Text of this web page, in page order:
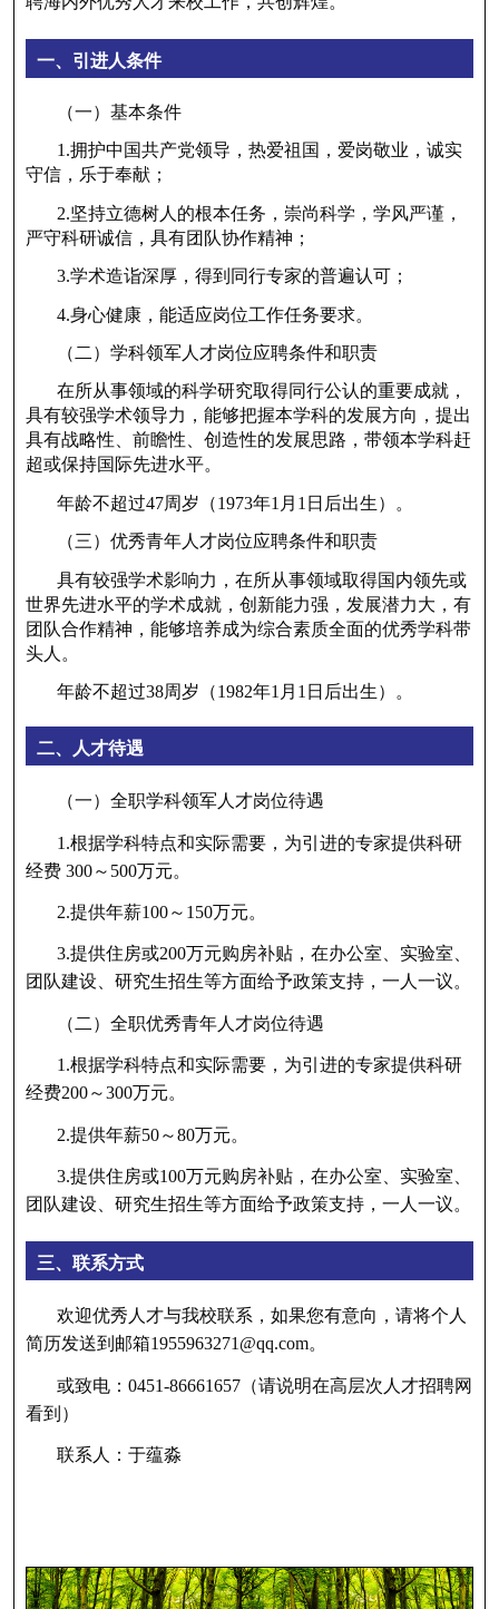
一、引进人条件
（一）基本条件
1.拥护中国共产党领导，热爱祖国，爱岗敬业，诚实
守信，乐于奉献；
2.坚持立德树人的根本任务，崇尚科学，学风严谨，
严守科研诚信，具有团队协作精神；
3.学术造诣深厚，得到同行专家的普遍认可；
4.身心健康，能适应岗位工作任务要求。
（二）学科领军人才岗位应聘条件和职责
在所从事领域的科学研究取得同行公认的重要成就，
具有较强学术领导力，能够把握本学科的发展方向，提出
具有战略性、前瞻性、创造性的发展思路，带领本学科赶
超或保持国际先进水平。
年龄不超过47周岁（1973年1月1日后出生）。
（三）优秀青年人才岗位应聘条件和职责
具有较强学术影响力，在所从事领域取得国内领先或
世界先进水平的学术成就，创新能力强，发展潜力大，有
团队合作精神，能够培养成为综合素质全面的优秀学科带
头人。
年龄不超过38周岁（1982年1月1日后出生）。
二、人才待遇
（一）全职学科领军人才岗位待遇
1.根据学科特点和实际需要，为引进的专家提供科研
经费 300～500万元。
2.提供年薪100～150万元。
3.提供住房或200万元购房补贴，在办公室、实验室、
团队建设、研究生招生等方面给予政策支持，一人一议。
（二）全职优秀青年人才岗位待遇
1.根据学科特点和实际需要，为引进的专家提供科研
经费200～300万元。
2.提供年薪50～80万元。
3.提供住房或100万元购房补贴，在办公室、实验室、
团队建设、研究生招生等方面给予政策支持，一人一议。
三、联系方式
欢迎优秀人才与我校联系，如果您有意向，请将个人
简历发送到邮箱1955963271@qq.com。
或致电：0451-86661657（请说明在高层次人才招聘网
看到）
联系人：于蕴淼